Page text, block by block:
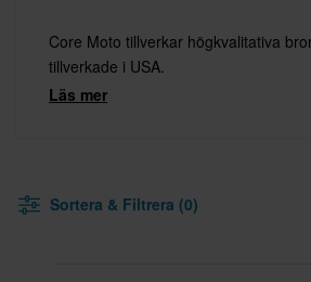
Core Moto tillverkar högkvalitativa
tillverkade i USA.
Läs mer
Sortera & Filtrera (0)